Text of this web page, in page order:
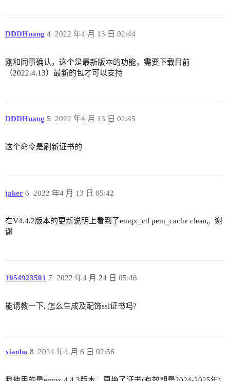
DDDHuang 2022 年4 月 13 日 02:44
4
刚和同事确认，这个是最新版本的功能，需要下载目前
（2022.4.13）最新的包才可以支持
DDDHuang 2022 年4 月 13 日 02:45
5
这个命令是刷新证书的
jaker 2022 年4 月 13 日 05:42
6
在V4.4.2版本的更新说明上看到了emqx_ctl pem_cache clean。谢
谢
1054923501 2022 年4 月 24 日 05:46
7
能请教一下, 怎么生成及配饰ssl证书吗?
xiaoba 2024 年4 月 6 日 02:56
8